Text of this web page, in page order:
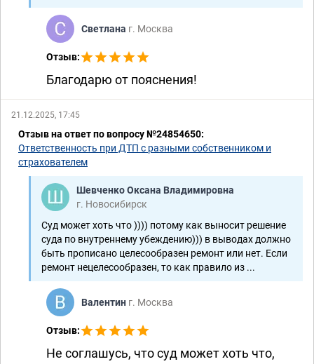
Светлана г. Москва
Отзыв:
Благодарю от пояснения!
21.12.2025, 17:45
Отзыв на ответ по вопросу №24854650:
Ответственность при ДТП с разными собственником и
страхователем
Шевченко Оксана Владимировна
г. Новосибирск
Суд может хоть что )))) потому как выносит решение
суда по внутреннему убеждению))) в выводах должно
быть прописано целесообразен ремонт или нет. Если
ремонт нецелесообразен, то как правило из ...
Валентин г. Москва
Отзыв:
Не соглашусь, что суд может хоть что,